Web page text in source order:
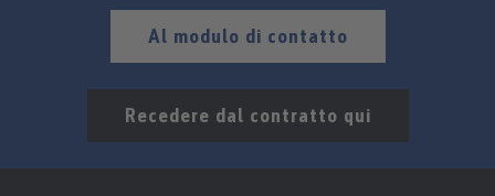
Al modulo di contatto
Recedere dal contratto qui